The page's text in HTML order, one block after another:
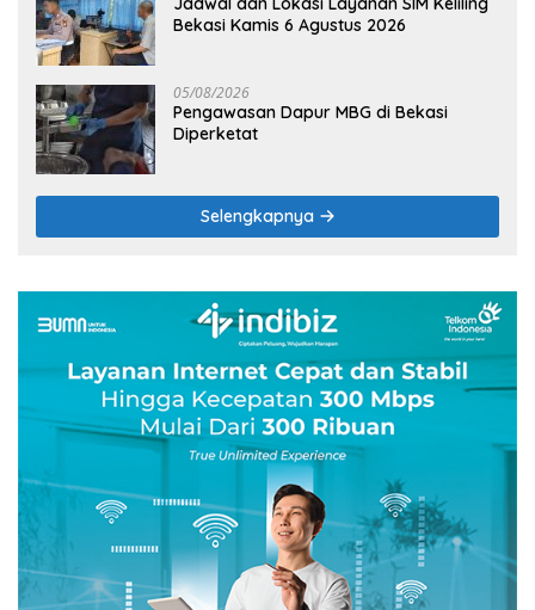
Bekasi Kamis 6 Agustus 2026
05/08/2026
Pengawasan Dapur MBG di Bekasi
Diperketat
Selengkapnya